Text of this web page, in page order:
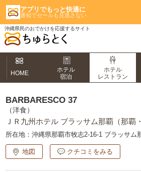
アプリでもっと快適に
通知でセールも見逃さない
沖縄県民のおでかけを応援するサイト
HOME
ホテル
宿泊
ホテル
レストラン
BARBARESCO 37
（洋食）
ＪＲ九州ホテル ブラッサム那覇（那覇
所在地：沖縄県那覇市牧志2-16-1 ブラッサム
地図 クチコミをみる